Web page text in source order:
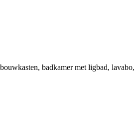
badkamer met ligbad, lavabo,